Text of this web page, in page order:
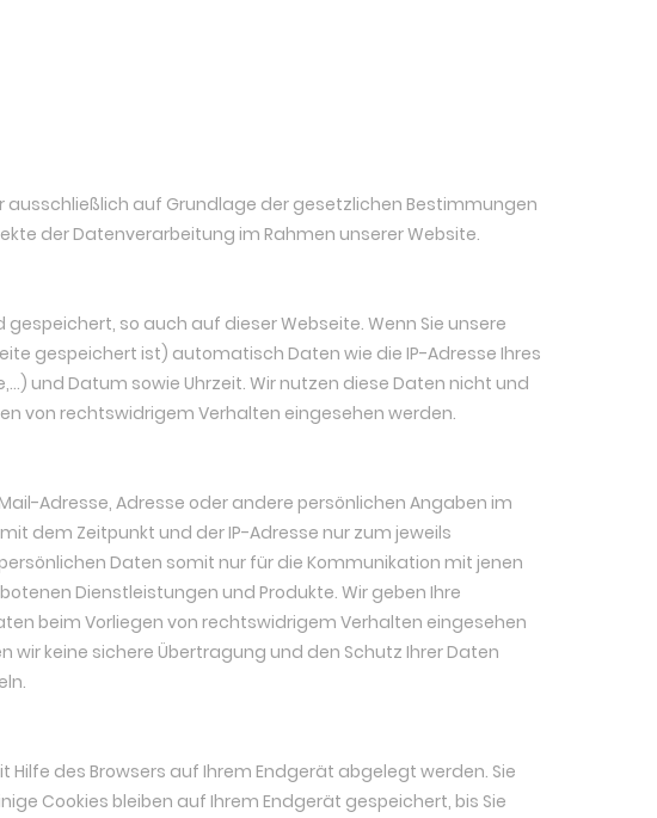
ausschließlich auf Grundlage der gesetzlichen Bestimmungen
der Datenverarbeitung im Rahmen unserer Website.
so auch auf dieser Webseite. Wenn Sie unsere
gespeichert ist) automatisch Daten wie die IP-Adresse Ihres
und Datum sowie Uhrzeit. Wir nutzen diese Daten nicht und
von rechtswidrigem Verhalten eingesehen werden.
Adresse, Adresse oder andere persönlichen Angaben im
dem Zeitpunkt und der IP-Adresse nur zum jeweils
Daten somit nur für die Kommunikation mit jenen
Dienstleistungen und Produkte. Wir geben Ihre
beim Vorliegen von rechtswidrigem Verhalten eingesehen
wir keine sichere Übertragung und den Schutz Ihrer Daten
des Browsers auf Ihrem Endgerät abgelegt werden. Sie
Cookies bleiben auf Ihrem Endgerät gespeichert, bis Sie